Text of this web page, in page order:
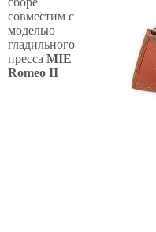
совместим с
моделью
гладильного
пресса MIE
Romeo II